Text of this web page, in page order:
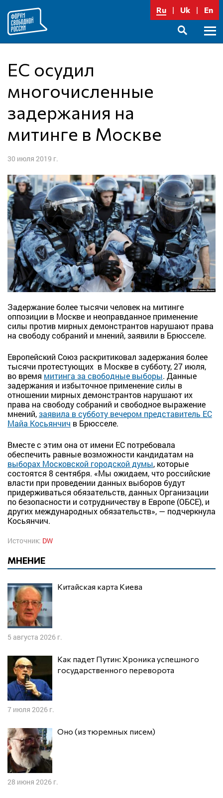
содержимому
Ru Uk En
ЕС осудил
многочисленные
задержания на
митинге в Москве
30 июля 2019 г.
Задержание более тысячи человек на митинге
оппозиции в Москве и неоправданное применение
силы против мирных демонстрантов нарушают права
на свободу собраний и мнений, заявили в Брюсселе.
Европейский Союз раскритиковал задержания более
тысячи протестующих в Москве в субботу, 27 июля,
во время митинга за свободные выборы. Данные
задержания и избыточное применение силы в
отношении мирных демонстрантов нарушают их
права на свободу собраний и свободное выражение
мнений,заявила в субботу вечером представитель ЕС
Майа Косьянчич в Брюсселе.
Вместе с этим она от имени ЕС потребовала
обеспечить равные возможности кандидатам на
выборах Московской городской думы, которые
состоятся 8 сентября. «Мы ожидаем, что российские
власти при проведении данных выборов будут
придерживаться обязательств, данных Организации
по безопасности и сотрудничеству в Европе (ОБСЕ), и
других международных обязательств», — подчеркнула
Косьянчич.
Источник: DW
МНЕНИЕ
Китайская карта Киева
5 августа 2026 г.
Как падет Путин: Хроника успешного
государственного переворота
7 июля 2026 г.
Оно (из тюремных писем)
28 июня 2026 г.